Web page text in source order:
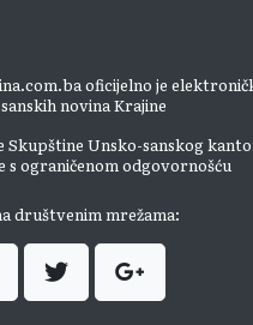
oficijelno je
novina Krajine
Skupštine Unsko-sanskog
s ograničenom odgovornošću
društvenim mrežama: